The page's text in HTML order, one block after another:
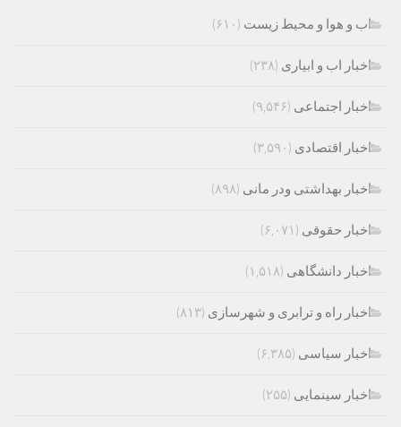
اب و هوا و محیط زیست (۶۱۰)
اخبار اب و ابیاری (۲۳۸)
اخبار اجتماعی (۹,۵۴۶)
اخبار اقتصادی (۳,۵۹۰)
اخبار بهداشتی ودر مانی (۸۹۸)
اخبار حقوقی (۶,۰۷۱)
اخبار دانشگاهی (۱,۵۱۸)
اخبار راه و ترابری و شهرسازی (۸۱۳)
اخبار سیاسی (۶,۳۸۵)
اخبار سینمایی (۲۵۵)